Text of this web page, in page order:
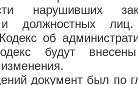
нарушивших
и должностных
об
будут внесены
документ был по